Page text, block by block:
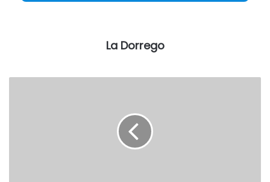
utilizar distintos sectores de la costa para recuperarse,
descansar o amamantar a sus crías, por lo que su
Desde Bromatología insistieron en la importancia de
observarlos a distancia y respetar su espacio natural,
contribuyendo así a su protección y evitando posibles
La Dorrego